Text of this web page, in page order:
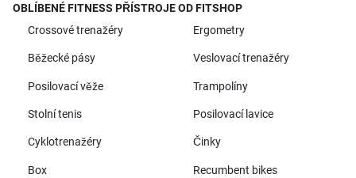
OBLÍBENÉ FITNESS PŘÍSTROJE OD FITSHOP
Crossové trenažéry
Ergometry
Běžecké pásy Veslovací trenažéry
Posilovací věže Trampolíny
Stolní tenis Posilovací lavice
Cyklotrenažéry Činky
Box Recumbent bikes